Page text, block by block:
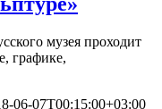
музея проходит
графике,
06-07T00:15:00+03:00